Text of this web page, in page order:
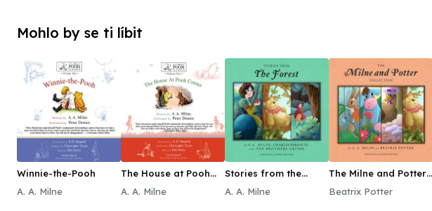
Mohlo by se ti líbit
Winnie-the-Pooh
A. A. Milne
The House at Pooh
A. A. Milne
Stories from the
A. A. Milne
The Milne and Potter
Beatrix Potter